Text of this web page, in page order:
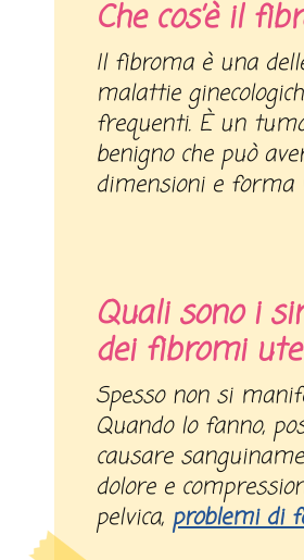
Che cos’è il
Il fibroma è una delle
malattie
frequenti. È un
benigno che può
dimensioni e forma
Quali sono i
dei fibromi
Spesso non si
Quando lo fanno,
causare
dolore e
pelvica, problemi di